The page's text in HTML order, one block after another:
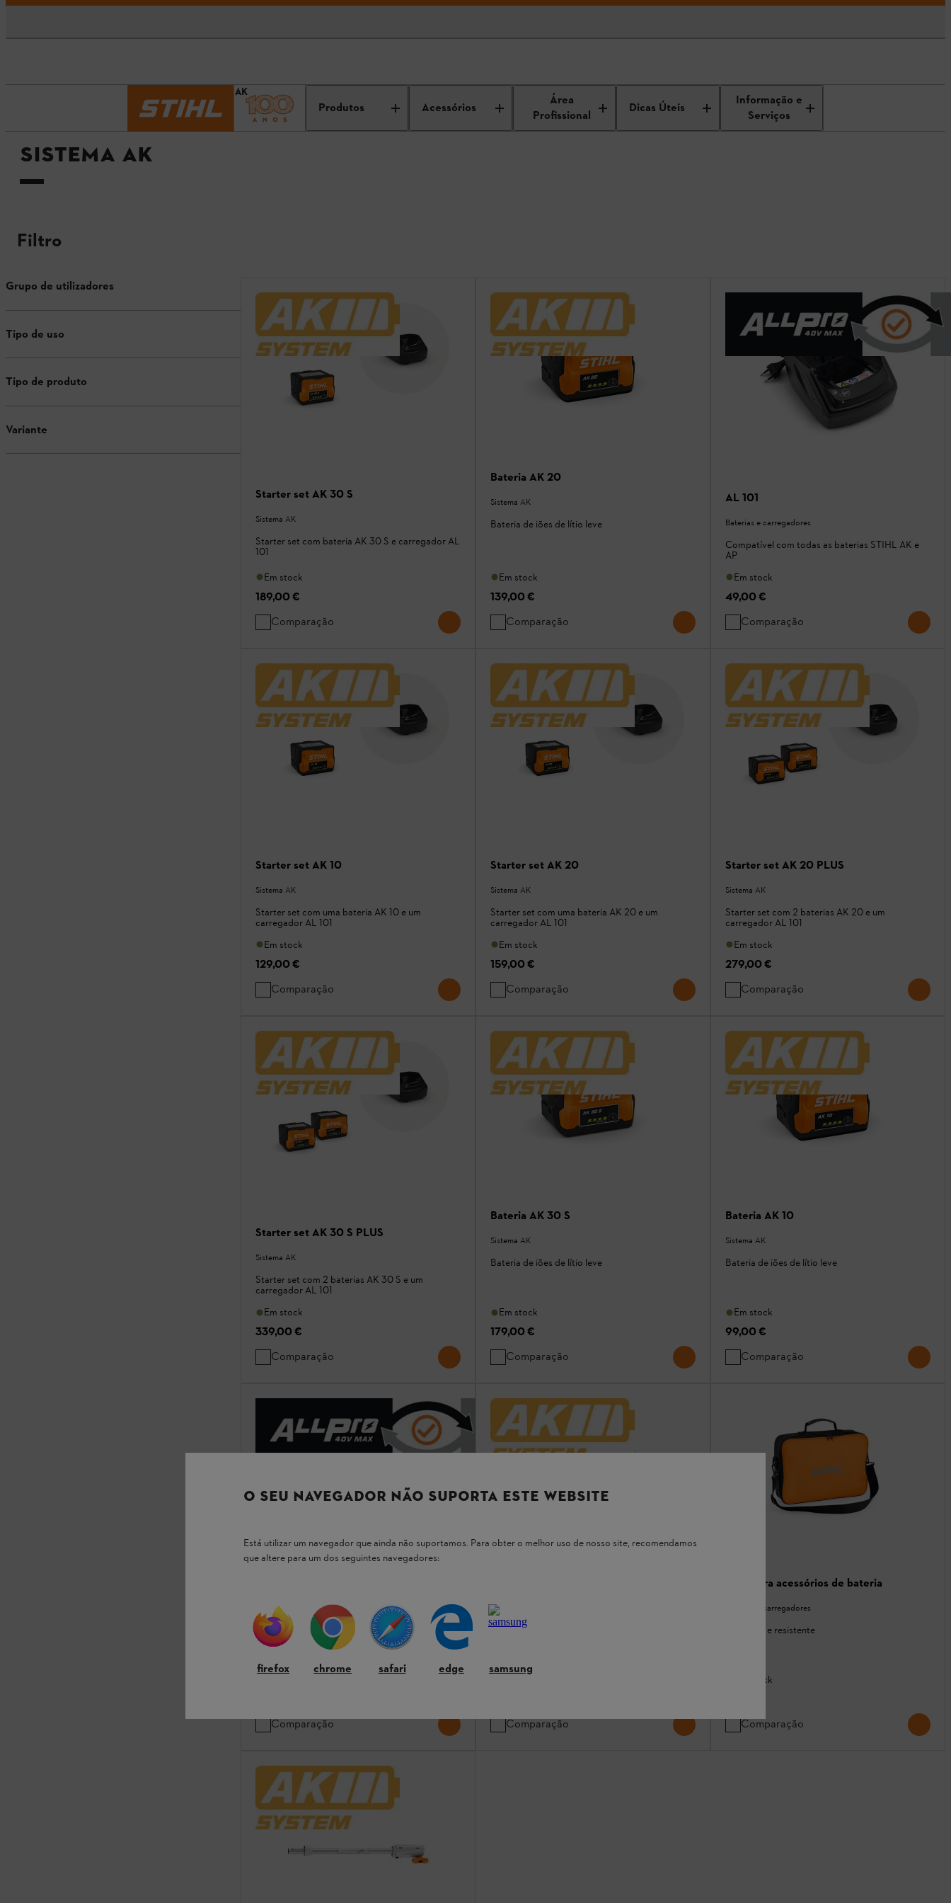
Produtos Acessórios
Área
Profissional
Dicas Úteis
Informação e
Serviços
Sistema AK
SISTEMA AK
Filtro
Grupo de utilizadores
Tipo de uso
Tipo de produto
Variante
Starter set AK 30 S
Sistema AK
Starter set com bateria AK 30 S e carregador AL
101
Em stock
189,00 €
Comparação
Bateria AK 20
Sistema AK
Bateria de iões de lítio leve
Em stock
139,00 €
Comparação
AL 101
Baterias e carregadores
Compatível com todas as baterias STIHL AK e
AP
Em stock
49,00 €
Comparação
Starter set AK 10
Sistema AK
Starter set com uma bateria AK 10 e um
carregador AL 101
Em stock
129,00 €
Comparação
Starter set AK 20
Sistema AK
Starter set com uma bateria AK 20 e um
carregador AL 101
Em stock
159,00 €
Comparação
Starter set AK 20 PLUS
Sistema AK
Starter set com 2 baterias AK 20 e um
carregador AL 101
Em stock
279,00 €
Comparação
Starter set AK 30 S PLUS
Sistema AK
Starter set com 2 baterias AK 30 S e um
carregador AL 101
Em stock
339,00 €
Comparação
Bateria AK 30 S
Sistema AK
Bateria de iões de lítio leve
Em stock
179,00 €
Comparação
Bateria AK 10
Sistema AK
Bateria de iões de lítio leve
Em stock
99,00 €
Comparação
Sistema AK
Com dispositivo para uma prática fixação na
parede e enrolador de cabo
Comparação
Baterias e carregadores
Comparação
Mala para acessórios de bateria
Baterias e carregadores
Mala leve e resistente
Em stock
Comparação
O SEU NAVEGADOR NÃO SUPORTA ESTE WEBSITE
Está utilizar um navegador que ainda não suportamos. Para obter o melhor uso de nosso site, recomendamos
que altere para um dos seguintes navegadores:
firefox chrome safari edge samsung